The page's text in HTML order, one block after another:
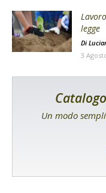
legge
Di
3
Un modo